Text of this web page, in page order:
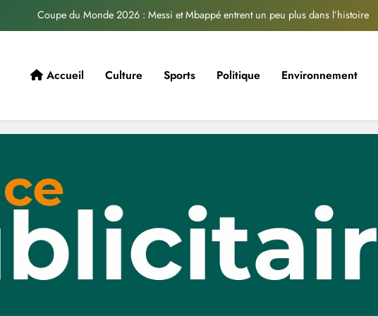
Coupe du Monde 2026 : Messi et Mbappé entrent un peu plus dans l’histoire
Musique Burkinabé : Un colloque pour renforcer la consommation locale
Coupe du Monde 2026 : Messi et Mbappé entrent un peu plus dans l’histoire
Accueil Culture Sports Politique Environnement